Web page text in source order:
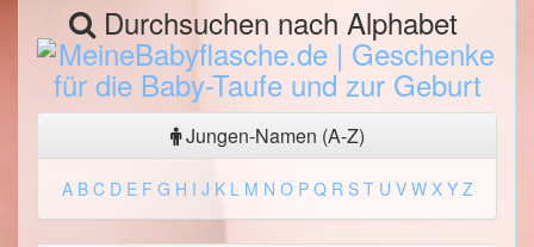
Durchsuchen nach Alphabet
Jungen-Namen (A-Z)
A B C D E F G H I J K L M N O P Q R S T U V W X Y Z